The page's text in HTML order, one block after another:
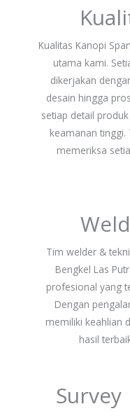
Kualitas Kanopi
utama kami.
dikerjakan
desain hingga
setiap detail
keamanan
memeriksa
Tim welder &
Bengkel Las
profesional yang
Dengan
memiliki keahlian
hasil
Survey